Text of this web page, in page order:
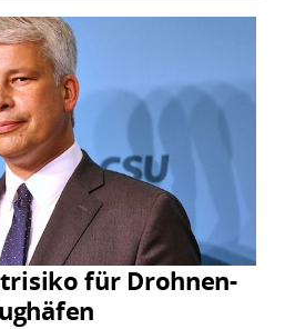
für Drohnen-